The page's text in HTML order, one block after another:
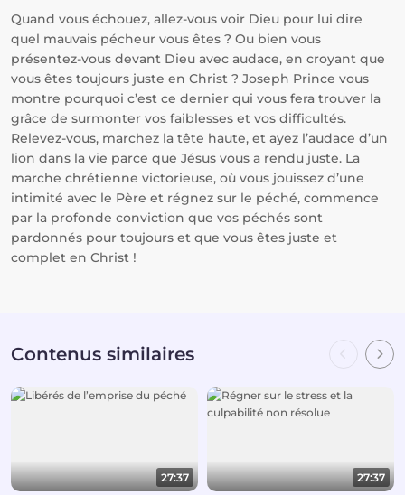
Quand vous échouez, allez-vous voir Dieu pour lui dire
quel mauvais pécheur vous êtes ? Ou bien vous
présentez-vous devant Dieu avec audace, en croyant que
vous êtes toujours juste en Christ ? Joseph Prince vous
montre pourquoi c’est ce dernier qui vous fera trouver la
grâce de surmonter vos faiblesses et vos difficultés.
Relevez-vous, marchez la tête haute, et ayez l’audace d’un
lion dans la vie parce que Jésus vous a rendu juste. La
marche chrétienne victorieuse, où vous jouissez d’une
intimité avec le Père et régnez sur le péché, commence
par la profonde conviction que vos péchés sont
pardonnés pour toujours et que vous êtes juste et
complet en Christ !
Contenus similaires
27:37 27:37